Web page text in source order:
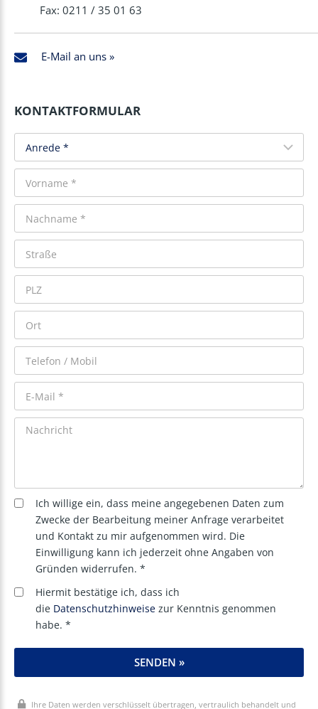
Fax: 0211 / 35 01 63
E-Mail an uns »
KONTAKTFORMULAR
Ich willige ein, dass meine angegebenen Daten zum
Zwecke der Bearbeitung meiner Anfrage verarbeitet
und Kontakt zu mir aufgenommen wird. Die
Einwilligung kann ich jederzeit ohne Angaben von
Gründen widerrufen. *
Hiermit bestätige ich, dass ich
die Datenschutzhinweise zur Kenntnis genommen
habe. *
SENDEN »
Ihre Daten werden verschlüsselt übertragen, vertraulich behandelt und